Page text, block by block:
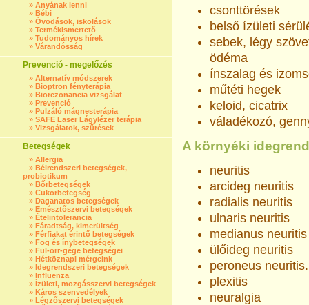
» Anyának lenni
» Bébi
» Óvodások, iskolások
» Termékismertető
» Tudományos hírek
» Várandósság
Prevenció - megelőzés
» Alternatív módszerek
» Bioptron fényterápia
» Biorezonancia vizsgálat
» Prevenció
» Pulzáló mágnesterápia
» SAFE Laser Lágylézer terápia
» Vizsgálatok, szűrések
Betegségek
» Allergia
» Bélrendszeri betegségek,
probiotikum
» Bőrbetegségek
» Cukorbetegség
» Daganatos betegségek
» Emésztőszervi betegségek
» Ételintolerancia
» Fáradtság, kimerültség
» Férfiakat érintő betegségek
» Fog és ínybetegségek
» Fül-orr-gége betegségei
» Hétköznapi mérgeink
» Idegrendszeri betegségek
» Influenza
» Ízületi, mozgásszervi betegségek
» Káros szenvedélyek
» Légzőszervi betegségek
csonttörések
belső ízületi
sebek, légy
ödéma
ínszalag és
műtéti hegek
keloid, cicatrix
váladékozó,
A környéki
neuritis
arcideg neuritis
radialis neuritis
ulnaris neuritis
medianus neuritis
ülőideg neuritis
peroneus neuritis.
plexitis
neuralgia